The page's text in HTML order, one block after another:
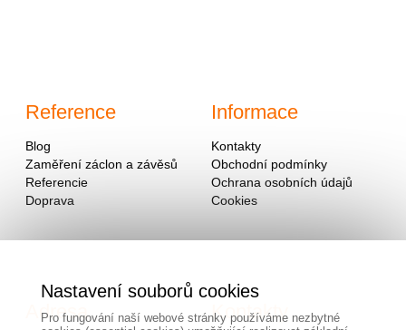
Reference
Blog
Zaměření záclon a závěsů
Referencie
Doprava
Informace
Kontakty
Obchodní podmínky
Ochrana osobních údajů
Cookies
Adresa Kontakty
Nastavení souborů cookies
Pro fungování naší webové stránky používáme nezbytné